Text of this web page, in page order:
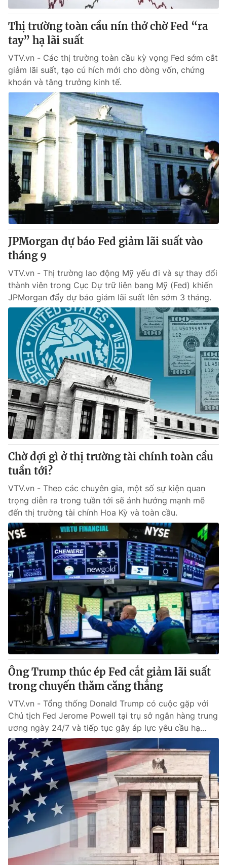
Thị trường toàn cầu nín thở chờ Fed “ra
tay” hạ lãi suất
VTV.vn - Các thị trường toàn cầu kỳ vọng Fed sớm cắt
giảm lãi suất, tạo cú hích mới cho dòng vốn, chứng
khoán và tăng trưởng kinh tế.
JPMorgan dự báo Fed giảm lãi suất vào
tháng 9
VTV.vn - Thị trường lao động Mỹ yếu đi và sự thay đổi
thành viên trong Cục Dự trữ liên bang Mỹ (Fed) khiến
JPMorgan đẩy dự báo giảm lãi suất lên sớm 3 tháng.
Chờ đợi gì ở thị trường tài chính toàn cầu
tuần tới?
VTV.vn - Theo các chuyên gia, một số sự kiện quan
trọng diễn ra trong tuần tới sẽ ảnh hưởng mạnh mẽ
đến thị trường tài chính Hoa Kỳ và toàn cầu.
Ông Trump thúc ép Fed cắt giảm lãi suất
trong chuyến thăm căng thẳng
VTV.vn - Tổng thống Donald Trump có cuộc gặp với
Chủ tịch Fed Jerome Powell tại trụ sở ngân hàng trung
ương ngày 24/7 và tiếp tục gây áp lực yêu cầu hạ...